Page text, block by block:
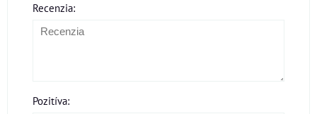
Recenzia:
Pozitíva: